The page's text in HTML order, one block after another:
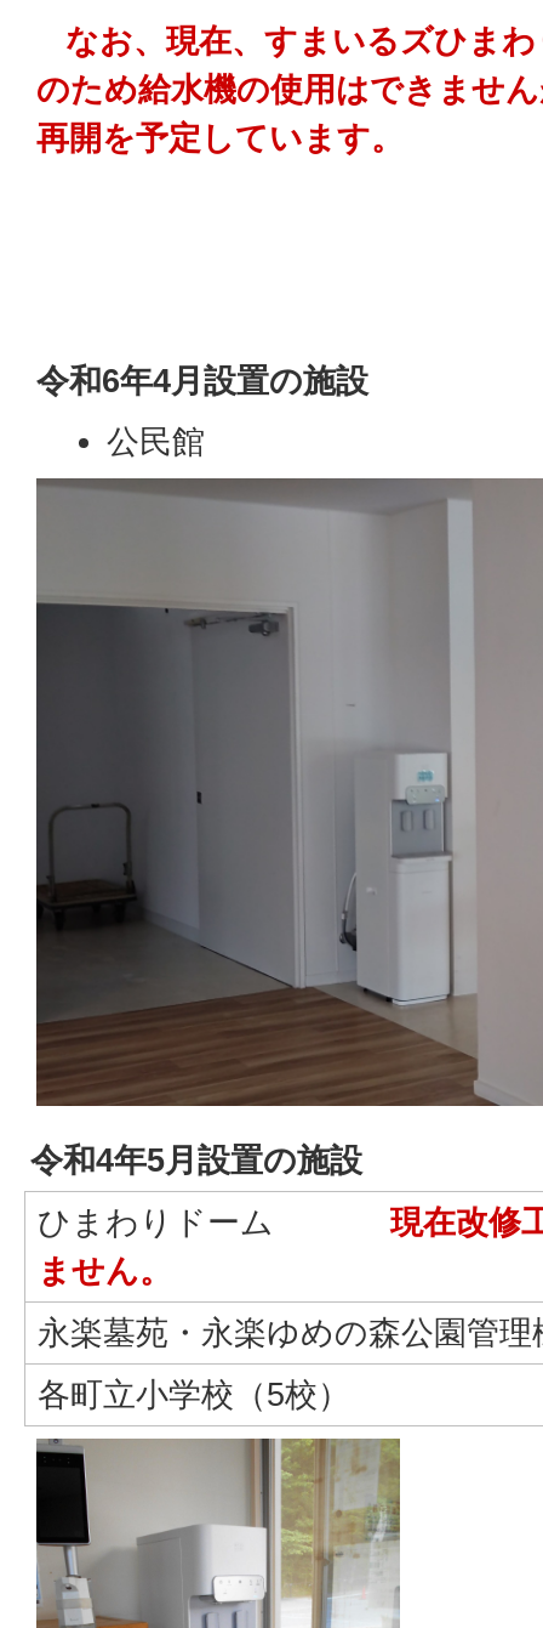
なお、現在、すまいるズひま
のため給水機の使用はできませ
再開を予定しています。
令和6年4月設置の施設
公民館
令和4年5月設置の施設
ひまわりドーム現在改修
ません。
永楽墓苑・永楽ゆめの森公園管理
各町立小学校（5校）